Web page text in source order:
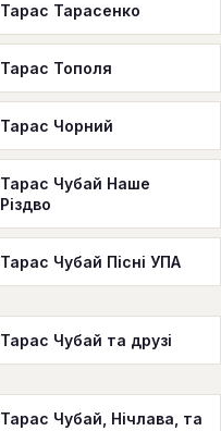
Тарас Тарасенко
Тарас Тополя
Тарас Чорний
Тарас Чубай Наше
Різдво
Тарас Чубай Пісні УПА
Тарас Чубай та друзі
Тарас Чубай, Нічлава, та